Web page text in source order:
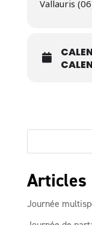
Vallauris
Articles
Journée